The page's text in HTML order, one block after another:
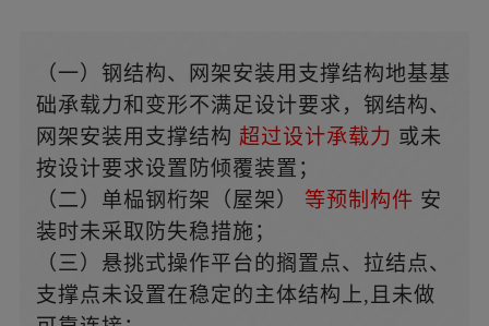
（一）钢结构、网架安装用支撑结构地基基
础承载力和变形不满足设计要求，钢结构、
网架安装用支撑结构 超过设计承载力 或未
按设计要求设置防倾覆装置；
（二）单榀钢桁架（屋架） 等预制构件 安
装时未采取防失稳措施；
（三）悬挑式操作平台的搁置点、拉结点、
支撑点未设置在稳定的主体结构上,且未做